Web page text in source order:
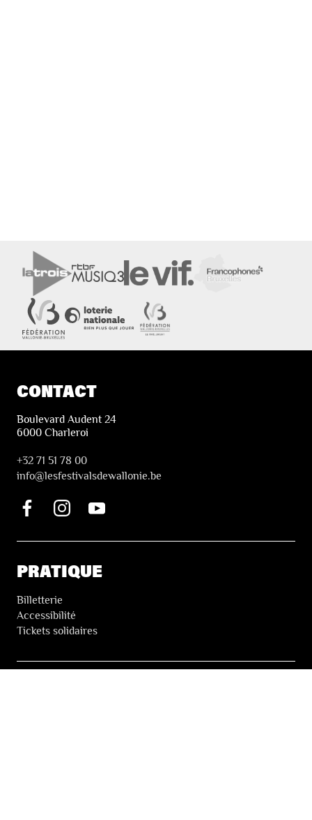
CONTACT
Boulevard Audent 24
6000 Charleroi
+32 71 51 78 00
info@lesfestivalsdewallonie.be
PRATIQUE
Billetterie
Accessibilité
Tickets solidaires